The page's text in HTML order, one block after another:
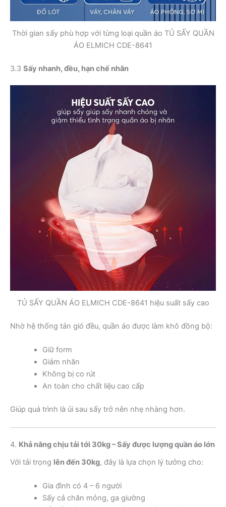
Thời gian sấy phù hợp với từng loại quần áo TỦ SẤY QUẦN
ÁO ELMICH CDE-8641
3.3 Sấy nhanh, đều, hạn chế nhăn
TỦ SẤY QUẦN ÁO ELMICH CDE-8641 hiệu suất sấy cao
Nhờ hệ thống tản gió đều, quần áo được làm khô đồng bộ:
Giữ form
Giảm nhăn
Không bị co rút
An toàn cho chất liệu cao cấp
Giúp quá trình là ủi sau sấy trở nên nhẹ nhàng hơn.
4. Khả năng chịu tải tới 30kg – Sấy được lượng quần áo lớn
Với tải trọng lên đến 30kg, đây là lựa chọn lý tưởng cho:
Gia đình có 4 – 6 người
Sấy cả chăn mỏng, ga giường